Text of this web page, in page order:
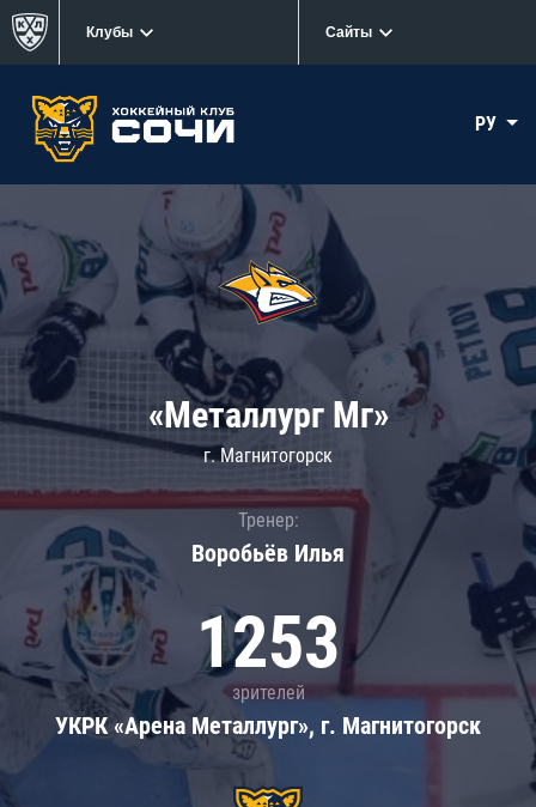
Клубы Сайты
РУ
«Металлург Мг»
г. Магнитогорск
Тренер:
Воробьёв Илья
1253
зрителей
УКРК «Арена Металлург», г. Магнитогорск